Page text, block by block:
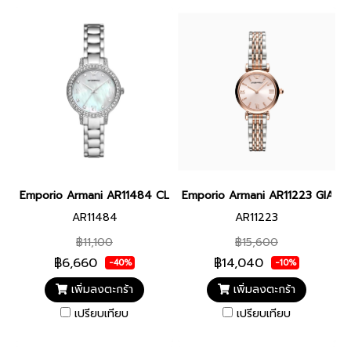
Emporio Armani AR11484 CLEO WOMEN 32 MM. นาฬิกาข้อมือ
AR11484
฿11,100
฿6,660 -40%
เพิ่มลงตะกร้า
เปรียบเทียบ
Emporio Armani AR11223
AR11223
฿15,600
฿14,040 -10%
เพิ่มลงตะกร้า
เปรียบเทียบ